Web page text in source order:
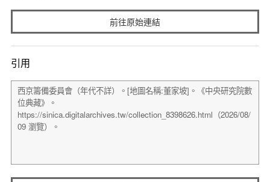
前往原始連結
引用